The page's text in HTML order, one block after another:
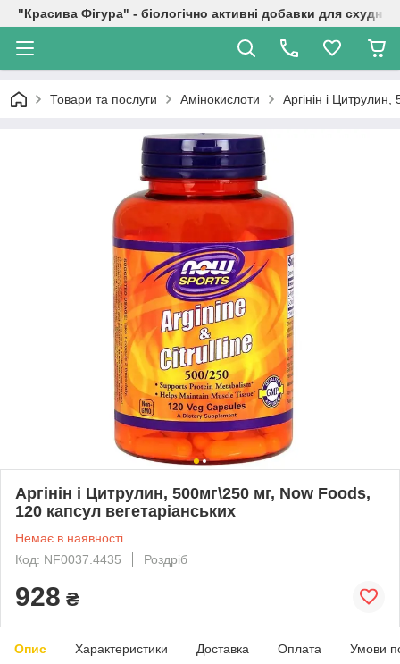
"Красива Фігура" - біологічно активні добавки для
Товари та послуги Амінокислоти Аргінін і
Аргінін і Цитрулин, 500мг\250 мг, Now Foods,
120 капсул вегетаріанських
Немає в наявності
Код: NF0037.4435
Роздріб
928 ₴
Опис Характеристики Доставка Оплата Умови